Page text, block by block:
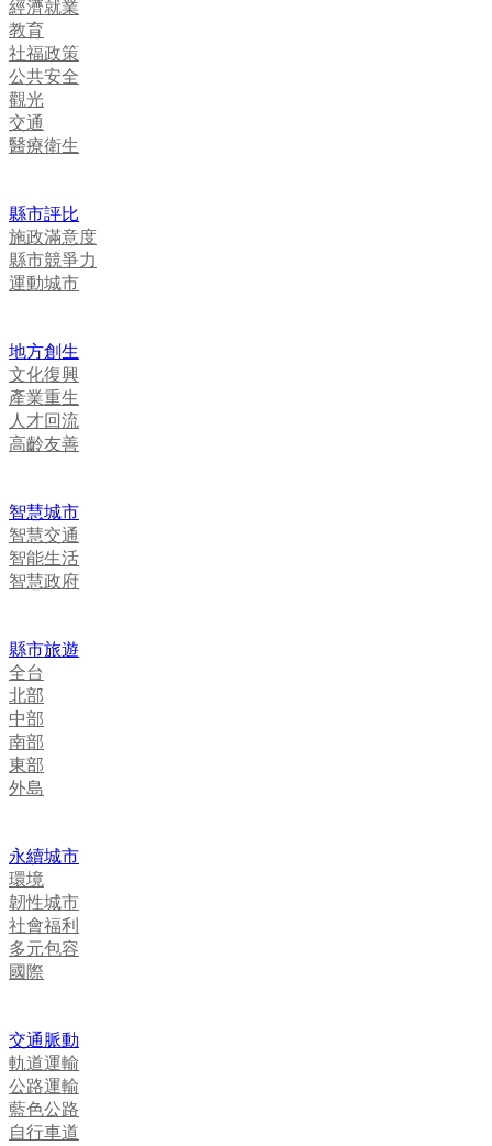
經濟就業
教育
社福政策
公共安全
觀光
交通
醫療衛生
縣市評比
施政滿意度
縣市競爭力
運動城市
地方創生
文化復興
產業重生
人才回流
高齡友善
智慧城市
智慧交通
智能生活
智慧政府
縣市旅遊
全台
北部
中部
南部
東部
外島
永續城市
環境
韌性城市
社會福利
多元包容
國際
交通脈動
軌道運輸
公路運輸
藍色公路
自行車道